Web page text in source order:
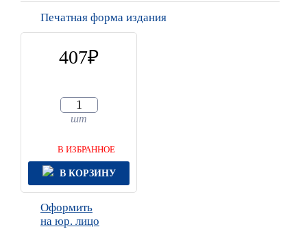
Печатная форма издания
407
шт
В ИЗБРАННОЕ
В КОРЗИНУ
Оформить
на юр. лицо